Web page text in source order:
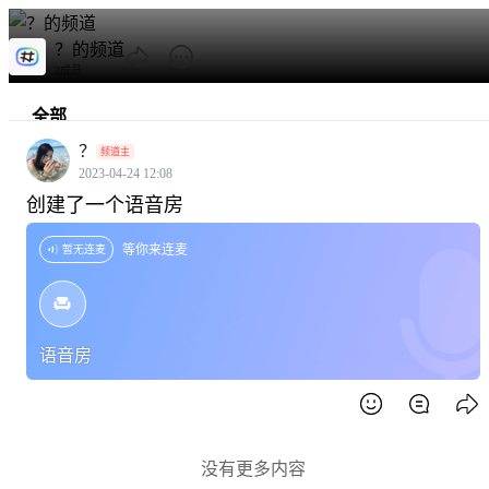
？的频道
全部
热门
话题区
？ 频道主
2023-04-24 12:08
创建了一个语音房
暂无连麦 等你来连麦
语音房
没有更多内容